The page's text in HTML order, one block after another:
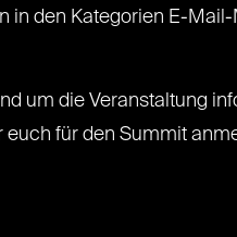
in den Kategorien E-
um die Veranstaltung
für den Summit